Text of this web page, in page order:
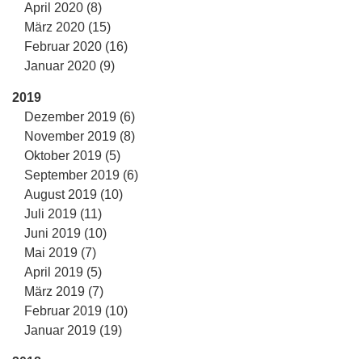
April 2020 (8)
März 2020 (15)
Februar 2020 (16)
Januar 2020 (9)
2019
Dezember 2019 (6)
November 2019 (8)
Oktober 2019 (5)
September 2019 (6)
August 2019 (10)
Juli 2019 (11)
Juni 2019 (10)
Mai 2019 (7)
April 2019 (5)
März 2019 (7)
Februar 2019 (10)
Januar 2019 (19)